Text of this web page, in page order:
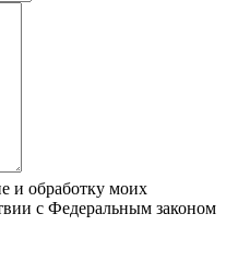
и обработку моих
с Федеральным законом